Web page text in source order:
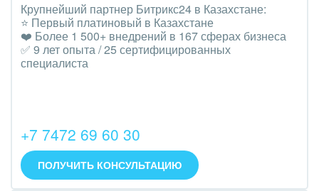
Строительство, ремонт и благоустройство
Транспорт, Авиация, автобизнес
Трудоустройство
PR, маркетинг, реклама,
АПК и пищевая промышленность
Крупнейший партнер Битрикс24 в Казахстане:
⭐️ Первый платиновый в Казахстане
❤️ Более 1 500+ внедрений в 167 сферах бизнеса
✅ 9 лет опыта / 25 сертифицированных
специалиста
+7 7472 69 60 30
ПОЛУЧИТЬ КОНСУЛЬТАЦИЮ